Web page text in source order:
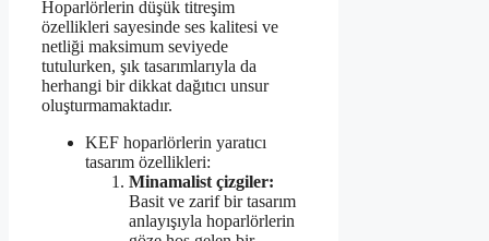
Hoparlörlerin düşük titreşim
özellikleri sayesinde ses kalitesi ve
netliği maksimum seviyede
tutulurken, şık tasarımlarıyla da
herhangi bir dikkat dağıtıcı unsur
oluşturmamaktadır.
KEF hoparlörlerin yaratıcı
tasarım özellikleri:
Minamalist çizgiler:
Basit ve zarif bir tasarım
anlayışıyla hoparlörlerin